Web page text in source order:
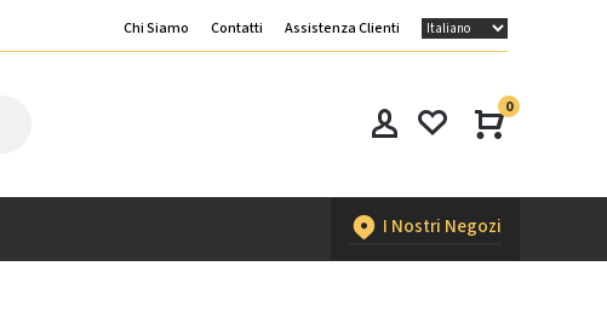
Chi Siamo Contatti Assistenza Clienti
0
I Nostri Negozi